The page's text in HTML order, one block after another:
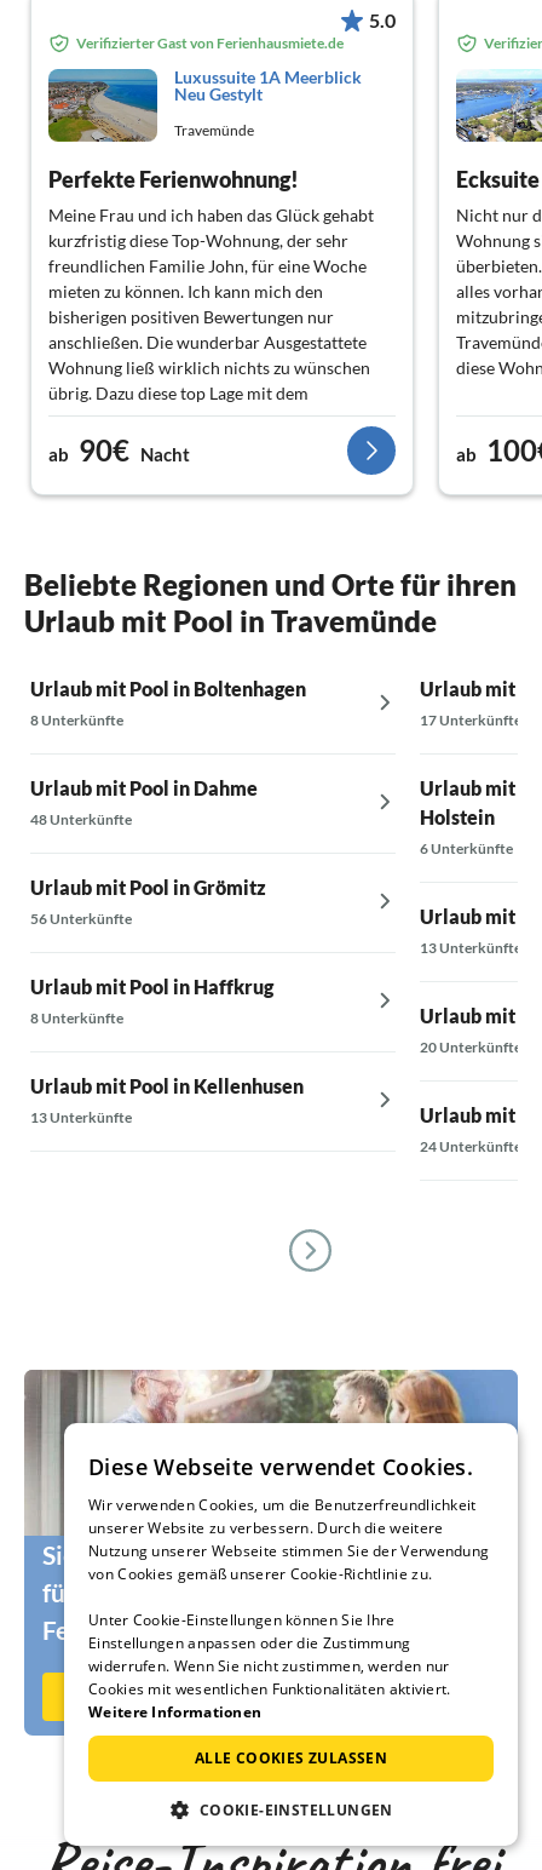
5.0
Verifizierter Gast von Ferienhausmiete.de
Luxussuite 1A Meerblick
Neu Gestylt
Travemünde
Perfekte Ferienwohnung!
Meine Frau und ich haben das Glück gehabt
kurzfristig diese Top-Wohnung, der sehr
freundlichen Familie John, für eine Woche
mieten zu können. Ich kann mich den
bisherigen positiven Bewertungen nur
anschließen. Die wunderbar Ausgestattete
Wohnung ließ wirklich nichts zu wünschen
übrig. Dazu diese top Lage mit dem
unglaublichen Ausblick! Direkte Lage am
Strand, viele klasse Restaurants mit direkten
Blick auf die Ostsee sowie die Trave mit den
ganzen Schiffen. Man kann hier soviel erleben
und können Familie John und deren
Ferienwohnung unbedingt absolut
weiterempfehlen!
ab 90€ Nacht
Nicht nur
Wohnung
alles
diese
ab
Beliebte Regionen und Orte für ihren
Urlaub mit Pool in Travemünde
Urlaub mit Pool in Boltenhagen
8 Unterkünfte
Urlaub mit Pool in Dahme
48 Unterkünfte
Urlaub mit Pool in Grömitz
56 Unterkünfte
Urlaub mit Pool in Haffkrug
8 Unterkünfte
Urlaub mit Pool in Kellenhusen
13 Unterkünfte
Urlaub mit
17 Unterkünfte
Urlaub mit
Holstein
6 Unterkünfte
Urlaub mit
13 Unterkünfte
Urlaub mit
20 Unterkünfte
Urlaub mit
24 Unterkünfte
Sie suchen noch die passenden Urlauber
für Ihr Ferienhaus oder Ihre
Ferienwohnung?
Jetzt auf Ferienhausmiete.de vermieten
Diese Webseite verwendet Cookies.
Wir verwenden Cookies, um die Benutzerfreundlichkeit
unserer Website zu verbessern. Durch die weitere
Nutzung unserer Webseite stimmen Sie der Verwendung
von Cookies gemäß unserer Cookie-Richtlinie zu.
Unter Cookie-Einstellungen können Sie Ihre
Einstellungen anpassen oder die Zustimmung
widerrufen. Wenn Sie nicht zustimmen, werden nur
Cookies mit wesentlichen Funktionalitäten aktiviert.
Weitere Informationen
ALLE COOKIES ZULASSEN
COOKIE-EINSTELLUNGEN